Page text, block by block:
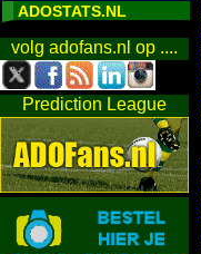
ADOSTATS.NL
volg adofans.nl op ....
Prediction League